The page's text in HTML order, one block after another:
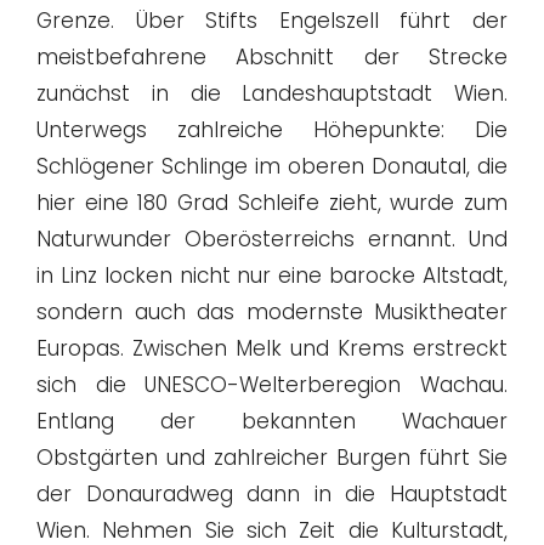
Grenze. Über Stifts Engelszell führt der
meistbefahrene Abschnitt der Strecke
zunächst in die Landeshauptstadt Wien.
Unterwegs zahlreiche Höhepunkte: Die
Schlögener Schlinge im oberen Donautal, die
hier eine 180 Grad Schleife zieht, wurde zum
Naturwunder Oberösterreichs ernannt. Und
in Linz locken nicht nur eine barocke Altstadt,
sondern auch das modernste Musiktheater
Europas. Zwischen Melk und Krems erstreckt
sich die UNESCO-Welterberegion Wachau.
Entlang der bekannten Wachauer
Obstgärten und zahlreicher Burgen führt Sie
der Donauradweg dann in die Hauptstadt
Wien. Nehmen Sie sich Zeit die Kulturstadt,